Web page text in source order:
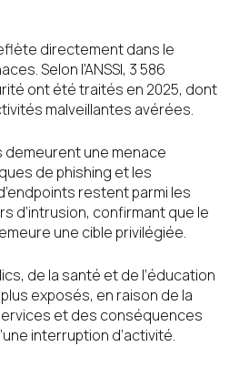
directement dans le
Selon l’ANSSI, 3 586
ont été traités en 2025, dont
malveillantes avérées.
demeurent une menace
de phishing et les
restent parmi les
d’intrusion, confirmant que le
une cible privilégiée.
de la santé et de l’éducation
exposés, en raison de la
et des conséquences
interruption d’activité.